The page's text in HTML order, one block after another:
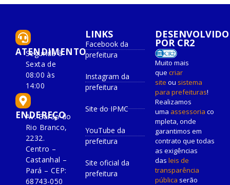
ATENDIMENTO
Segunda à
Sexta de
08:00 às
14:00
ENDEREÇO
Av. Barão do
Rio Branco,
2232.
Centro –
Castanhal –
Pará – CEP:
68743-050
LINKS
Facebook da
prefeitura
Instagram da
prefeitura
Site do IPMC
YouTube da
prefeitura
Site oficial da
prefeitura
DESENVOLVIDO
POR CR2
Muito mais
que criar
site ou sistema
para prefeituras!
Realizamos
uma assessoria co
mpleta, onde
garantimos em
contrato que todas
as exigências
das leis de
transparência
pública serão